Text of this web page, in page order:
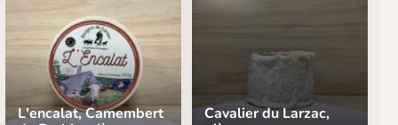
L'encalat, Camembert
Cavalier du Larzac,